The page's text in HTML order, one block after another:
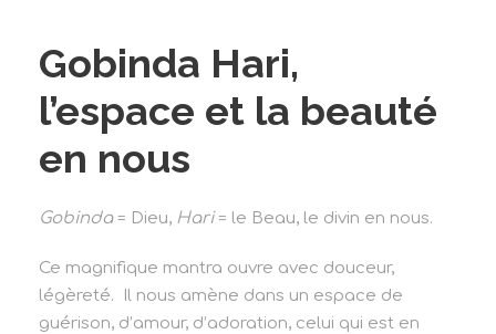
Gobinda Hari,
l’espace et la beauté
en nous
Gobinda= Dieu, Hari= le Beau, le divin en nous.
Ce magnifique mantra ouvre avec douceur,
légèreté. Il nous amène dans un espace de
guérison, d’amour, d’adoration, celui qui est en